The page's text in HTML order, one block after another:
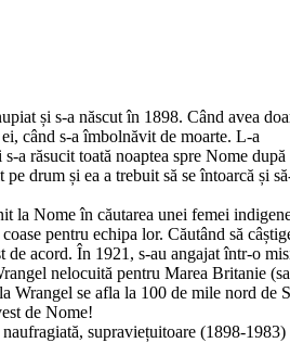
și s-a născut în 1898. Când avea
când s-a îmbolnăvit de moarte. L-a
a răsucit toată noaptea spre Nome
drum și ea a trebuit să se întoarcă și
la Nome în căutarea unei femei
pentru echipa lor. Căutând să
de acord. În 1921, s-au angajat într-o
nelocuită pentru Marea Britanie
Wrangel se afla la 100 de mile nord de
de Nome!
supraviețuitoare (1898-1983)